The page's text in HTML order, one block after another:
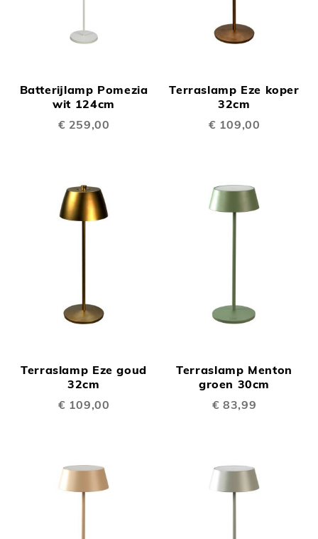
Batterijlamp Pomezia
wit 124cm
€ 259,00
Terraslamp Eze koper
32cm
€ 109,00
Terraslamp Eze goud
32cm
€ 109,00
Terraslamp Menton
groen 30cm
€ 83,99